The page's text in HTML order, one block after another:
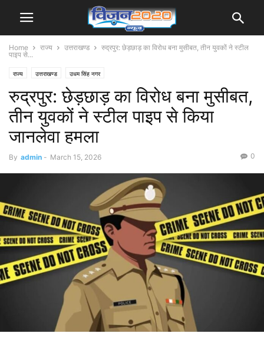
Home राज्य उत्तराखण्ड
रुद्रपुर: छेड़छाड़ का विरोध बना मुसीबत, तीन युवकों ने स्टील
पाइप से...
राज्य उत्तराखण्ड उधम सिंह नगर
रुद्रपुर: छेड़छाड़ का विरोध बना मुसीबत,
तीन युवकों ने स्टील पाइप से किया
जानलेवा हमला
By admin - March 15, 2026 0